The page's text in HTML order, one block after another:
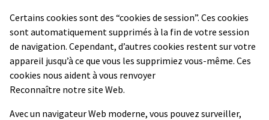
Certains cookies sont des “cookies de session”. Ces cookies
sont automatiquement supprimés à la fin de votre session
de navigation. Cependant, d’autres cookies restent sur votre
appareil jusqu’à ce que vous les supprimiez vous-même. Ces
cookies nous aident à vous renvoyer
Reconnaître notre site Web.
Avec un navigateur Web moderne, vous pouvez surveiller,